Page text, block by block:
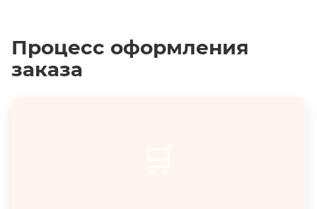
Процесс оформления
заказа